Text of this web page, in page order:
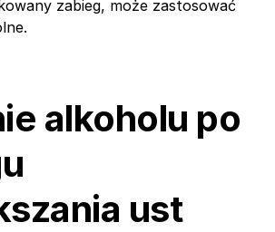
zabieg, może zastosować
alkoholu po
ust